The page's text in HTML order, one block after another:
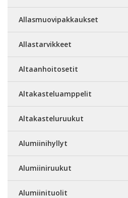
Allasmuovipakkaukset
Allastarvikkeet
Altaanhoitosetit
Altakasteluamppelit
Altakasteluruukut
Alumiinihyllyt
Alumiiniruukut
Alumiinituolit